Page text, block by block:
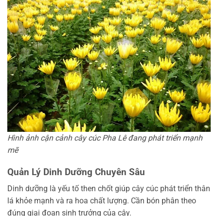
Hình ảnh cận cảnh cây cúc Pha Lê đang phát triển mạnh
mẽ
Quản Lý Dinh Dưỡng Chuyên Sâu
Dinh dưỡng là yếu tố then chốt giúp cây cúc phát triển thân
lá khỏe mạnh và ra hoa chất lượng. Cần bón phân theo
đúng giai đoạn sinh trưởng của cây.